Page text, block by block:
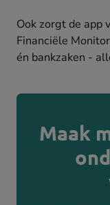
Ook zorgt de app
Financiële
én bankzaken -
Maak